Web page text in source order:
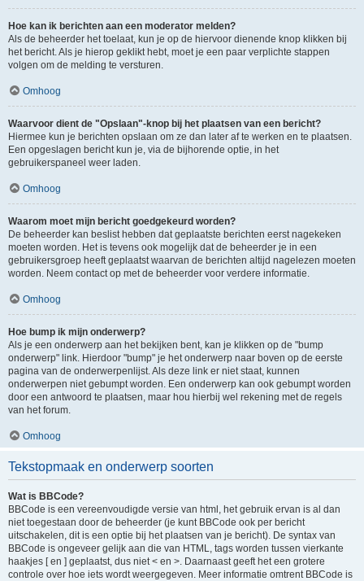
Hoe kan ik berichten aan een moderator melden?
Als de beheerder het toelaat, kun je op de hiervoor dienende knop klikken bij
het bericht. Als je hierop geklikt hebt, moet je een paar verplichte stappen
volgen om de melding te versturen.
Omhoog
Waarvoor dient de "Opslaan"-knop bij het plaatsen van een bericht?
Hiermee kun je berichten opslaan om ze dan later af te werken en te plaatsen.
Een opgeslagen bericht kun je, via de bijhorende optie, in het
gebruikerspaneel weer laden.
Omhoog
Waarom moet mijn bericht goedgekeurd worden?
De beheerder kan beslist hebben dat geplaatste berichten eerst nagekeken
moeten worden. Het is tevens ook mogelijk dat de beheerder je in een
gebruikersgroep heeft geplaatst waarvan de berichten altijd nagelezen moeten
worden. Neem contact op met de beheerder voor verdere informatie.
Omhoog
Hoe bump ik mijn onderwerp?
Als je een onderwerp aan het bekijken bent, kan je klikken op de "bump
onderwerp" link. Hierdoor "bump" je het onderwerp naar boven op de eerste
pagina van de onderwerpenlijst. Als deze link er niet staat, kunnen
onderwerpen niet gebumpt worden. Een onderwerp kan ook gebumpt worden
door een antwoord te plaatsen, maar hou hierbij wel rekening met de regels
van het forum.
Omhoog
Tekstopmaak en onderwerp soorten
Wat is BBCode?
BBCode is een vereenvoudigde versie van html, het gebruik ervan is al dan
niet toegestaan door de beheerder (je kunt BBCode ook per bericht
uitschakelen, dit is een optie bij het plaatsen van je bericht). De syntax van
BBCode is ongeveer gelijk aan die van HTML, tags worden tussen vierkante
haakjes [ en ] geplaatst, dus niet < en >. Daarnaast geeft het een grotere
controle over hoe iets wordt weergegeven. Meer informatie omtrent BBCode is